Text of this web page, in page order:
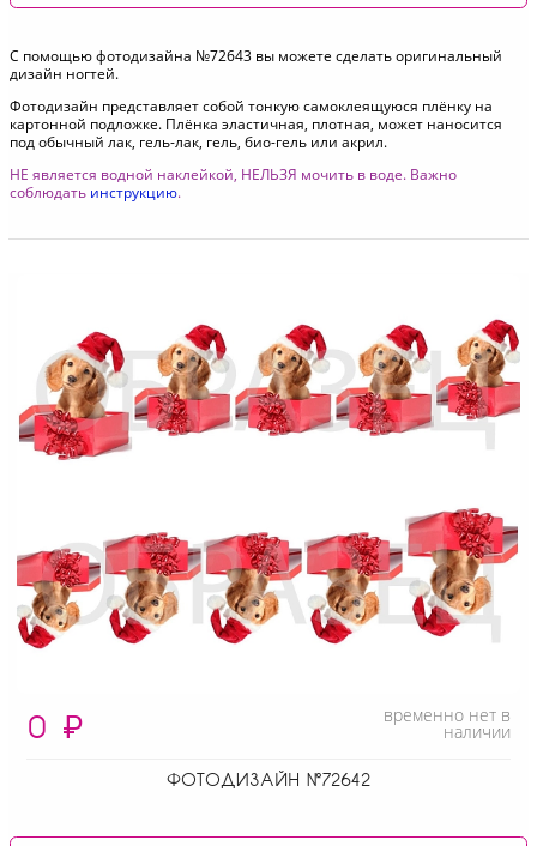
С помощью фотодизайна №72643 вы можете сделать оригинальный
дизайн ногтей.
Фотодизайн представляет собой тонкую самоклеящуюся плёнку на
картонной подложке. Плёнка эластичная, плотная, может наносится
под обычный лак, гель-лак, гель, био-гель или акрил.
НЕ является водной наклейкой, НЕЛЬЗЯ мочить в воде. Важно
соблюдать инструкцию.
0 ₽ временно нет в
наличии
ФОТОДИЗАЙН №72642